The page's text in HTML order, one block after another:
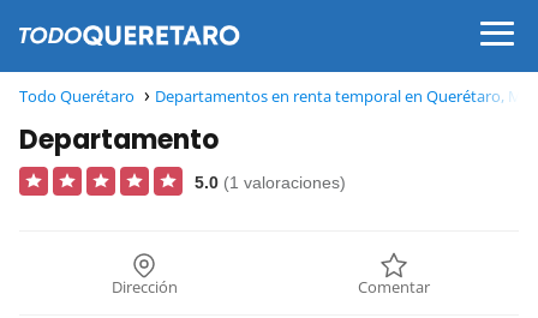
Todo Querétaro Departamentos en renta temporal en Querétaro,
Departamento
5.0 (1 valoraciones)
Dirección Comentar